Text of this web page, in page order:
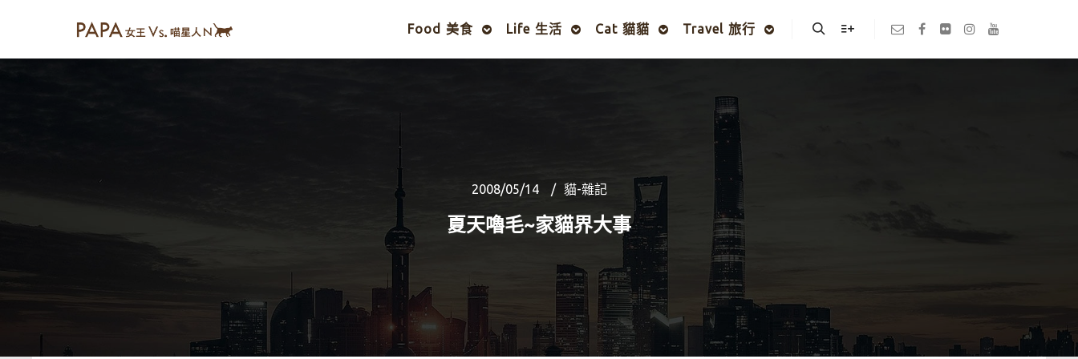
Food 美食 Life 生活 Cat 貓貓 Travel 旅行
2008/05/14 貓-雜記
夏天嚕毛~家貓界大事